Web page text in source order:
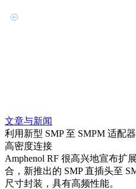
文章与新闻
利用新型 SMP 至 SMPM 适配
高密度连接
Amphenol RF 很高兴地宣布扩
合，新推出的 SMP 直插头至
尺寸封装，具有高频性能。